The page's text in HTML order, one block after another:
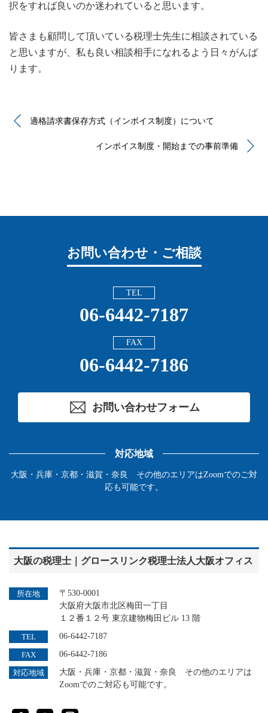
択をすれば良いのか迷われていると思います。
皆さまも顧問して頂いている税理士先生に相談されている
と思いますが、私も良い相談相手になれるよう日々がんば
ります。
適格請求書保存方式（インボイス制度）について
インボイス制度・開始までの事前準備
お問い合わせ・ご相談
TEL
06-6442-7187
FAX
06-6442-7186
お問い合わせフォーム
対応地域
大阪・兵庫・京都・滋賀・奈良 その他のエリアはZoomでのご対
応も可能です。
大阪の税理士｜グロースリンク税理士法人大阪オフィス
所在地
〒530-0001
大阪府大阪市北区梅田一丁目
１２番１２号 東京建物梅田ビル 13 階
TEL 06-6442-7187
FAX 06-6442-7186
対応地域
大阪・兵庫・京都・滋賀・奈良 その他のエリアは
Zoomでのご対応も可能です。